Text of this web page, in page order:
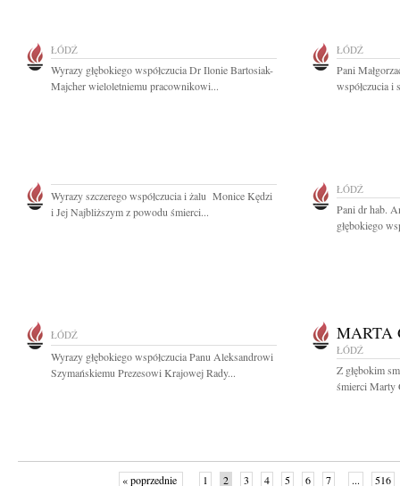
ŁÓDŹ
Wyrazy głębokiego współczucia Dr Ilonie Bartosiak-
Majcher wieloletniemu pracownikowi...
ŁÓDŹ
Pani
współczucia i
Wyrazy szczerego współczucia i żalu Monice Kędzi
i Jej Najbliższym z powodu śmierci...
ŁÓDŹ
Pani dr hab.
głębokiego
ŁÓDŹ
Wyrazy głębokiego współczucia Panu Aleksandrowi
Szymańskiemu Prezesowi Krajowej Rady...
MARTA
ŁÓDŹ
Z głębokim
śmierci Marty
« poprzednie 1 2 3 4 5 6 7 ... 516